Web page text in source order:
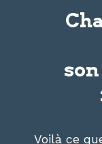
son
Voilà ce